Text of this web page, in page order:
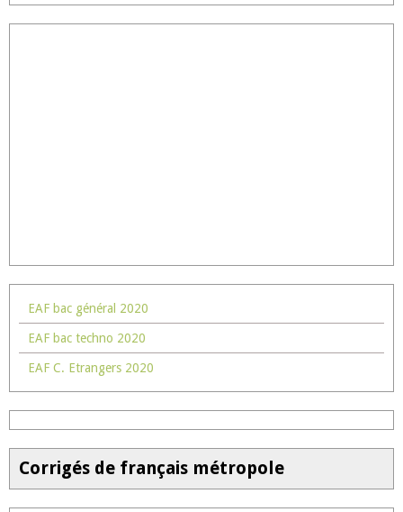
EAF bac général 2020
EAF bac techno 2020
EAF C. Etrangers 2020
Corrigés de français métropole